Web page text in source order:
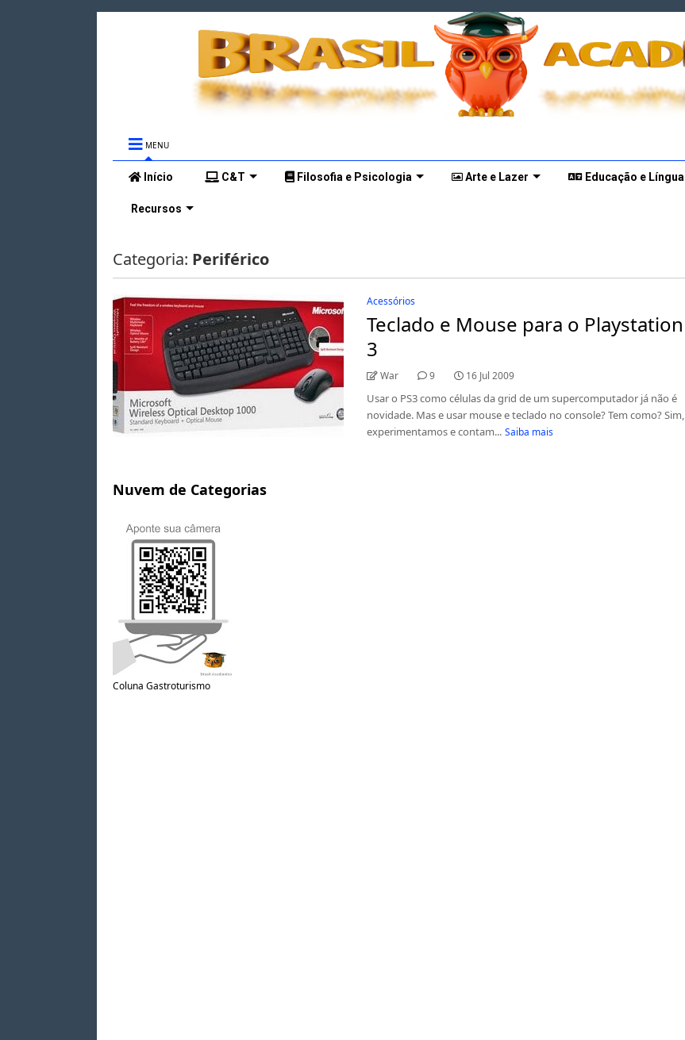
MENU
Início C&T Filosofia e Psicologia Arte e Lazer Educação e Língua
Recursos
Categoria: Periférico
Acessórios
Teclado e Mouse para o Playstation
3
War 9 16 Jul 2009
Usar o PS3 como células da grid de um supercomputador já não é
novidade. Mas e usar mouse e teclado no console? Tem como? Sim,
experimentamos e contam... Saiba mais
Nuvem de Categorias
Coluna Gastroturismo